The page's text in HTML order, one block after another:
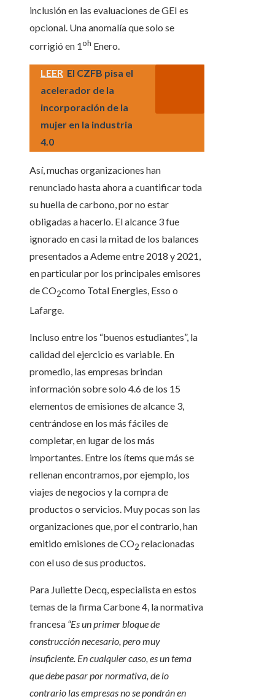
inclusión en las evaluaciones de GEI es
opcional. Una anomalía que solo se
corrigió en 1oh Enero.
LEER El CZFB pisa el
acelerador de la
incorporación de la
mujer en la industria
4.0
Así, muchas organizaciones han
renunciado hasta ahora a cuantificar toda
su huella de carbono, por no estar
obligadas a hacerlo. El alcance 3 fue
ignorado en casi la mitad de los balances
presentados a Ademe entre 2018 y 2021,
en particular por los principales emisores
de CO2como Total Energies, Esso o
Lafarge.
Incluso entre los “buenos estudiantes”, la
calidad del ejercicio es variable. En
promedio, las empresas brindan
información sobre solo 4.6 de los 15
elementos de emisiones de alcance 3,
centrándose en los más fáciles de
completar, en lugar de los más
importantes. Entre los ítems que más se
rellenan encontramos, por ejemplo, los
viajes de negocios y la compra de
productos o servicios. Muy pocas son las
organizaciones que, por el contrario, han
emitido emisiones de CO2 relacionadas
con el uso de sus productos.
Para Juliette Decq, especialista en estos
temas de la firma Carbone 4, la normativa
francesa “Es un primer bloque de
construcción necesario, pero muy
insuficiente. En cualquier caso, es un tema
que debe pasar por normativa, de lo
contrario las empresas no se pondrán en